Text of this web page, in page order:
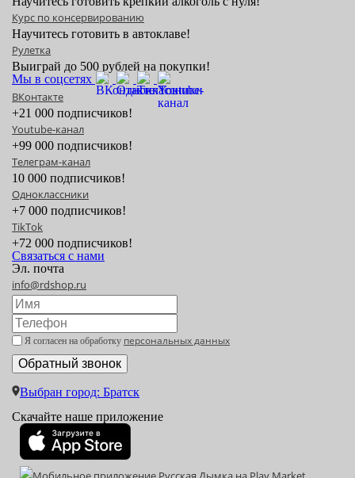
Курс по консервированию
Научитесь готовить в автоклаве!
Рулетка
Выиграй до 500 рублей на покупки!
Мы в соцсетях
ВКонтакте
+21 000 подписчиков!
Youtube-канал
+99 000 подписчиков!
Телеграм-канал
10 000 подписчиков!
Одноклассники
+7 000 подписчиков!
TikTok
+72 000 подписчиков!
Связаться с нами
Эл. почта
info@rdshop.ru
Я согласен на обработку персональных данных
Выбран город: Братск
Скачайте наше приложение